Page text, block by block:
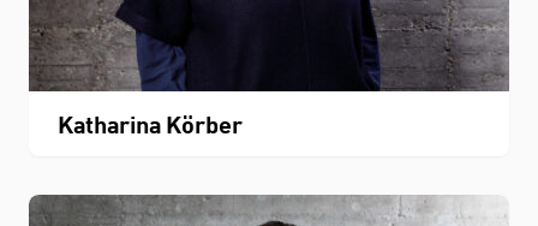
Katharina Körber